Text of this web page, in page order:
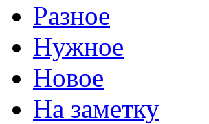
Разное
Нужное
Новое
На заметку